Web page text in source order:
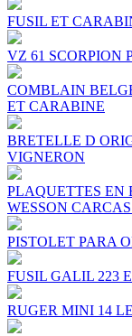
FUSIL ET
VZ 61 SCORPION
COMBLAIN
ET CARABINE
BRETELLE D
VIGNERON
PLAQUETTES EN
WESSON
PISTOLET PARA
FUSIL GALIL 223
RUGER MINI 14